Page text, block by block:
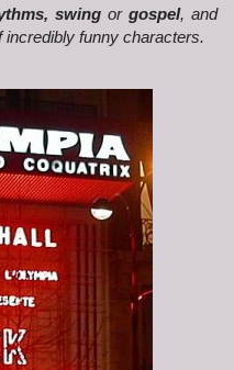
swing orgospel, and
incredibly funny characters.